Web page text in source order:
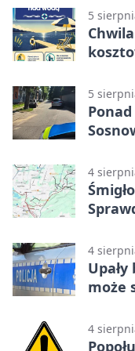
5
5
4
4
może
4